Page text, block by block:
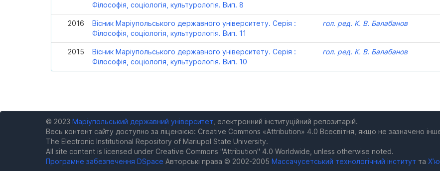
Філософія, соціологія, культурологія. Вип. 8
2016
Вісник Маріупольського державного університету. Серія :
Філософія, соціологія, культурологія. Вип. 11
гол. ред. К. В. Балабанов
2015
Вісник Маріупольського державного університету. Серія :
Філософія, соціологія, культурологія. Вип. 10
гол. ред. К. В. Балабанов
© 2023 Маріупольський державний університет , електронний інституційний репозитарій.
Весь контент сайту доступно за ліцензією: Creative Commons «Attribution» 4.0 Всесвітня, якщо не зазначено
The Electronic Institutional Repository of Mariupol State University.
All site content is licensed under Creative Commons "Attribution" 4.0 Worldwide, unless otherwise noted.
Програмне забезпечення DSpace Авторські права © 2002-2005 Массачусетський технологічний інститут та